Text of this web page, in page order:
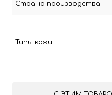
Страна производства
Типы кожи